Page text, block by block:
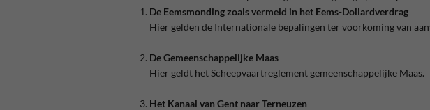
De Eemsmonding zoals vermeld in het Eems-Dollardverdrag
Hier gelden de Internationale bepalingen ter voorkoming van
De Gemeenschappelijke Maas
Hier geldt het Scheepvaartreglement gemeenschappelijke Maas.
Het Kanaal van Gent naar Terneuzen